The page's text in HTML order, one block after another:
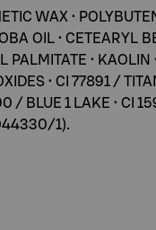
WAX •
OIL •
PALMITATE •
• CI 77891 /
/ BLUE 1 LAKE • CI
1).